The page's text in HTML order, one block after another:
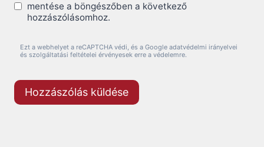
mentése a böngészőben a következő
hozzászólásomhoz.
Ezt a webhelyet a reCAPTCHA védi, és a Google adatvédelmi irányelvei
és szolgáltatási feltételei érvényesek erre a védelemre.